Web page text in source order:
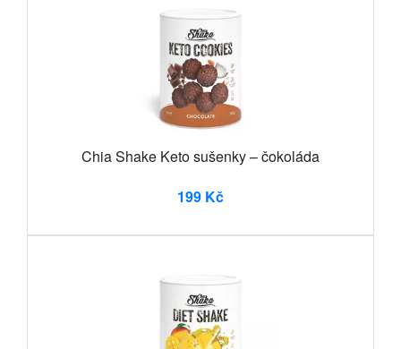
Chia Shake Keto sušenky – čokoláda
199 Kč